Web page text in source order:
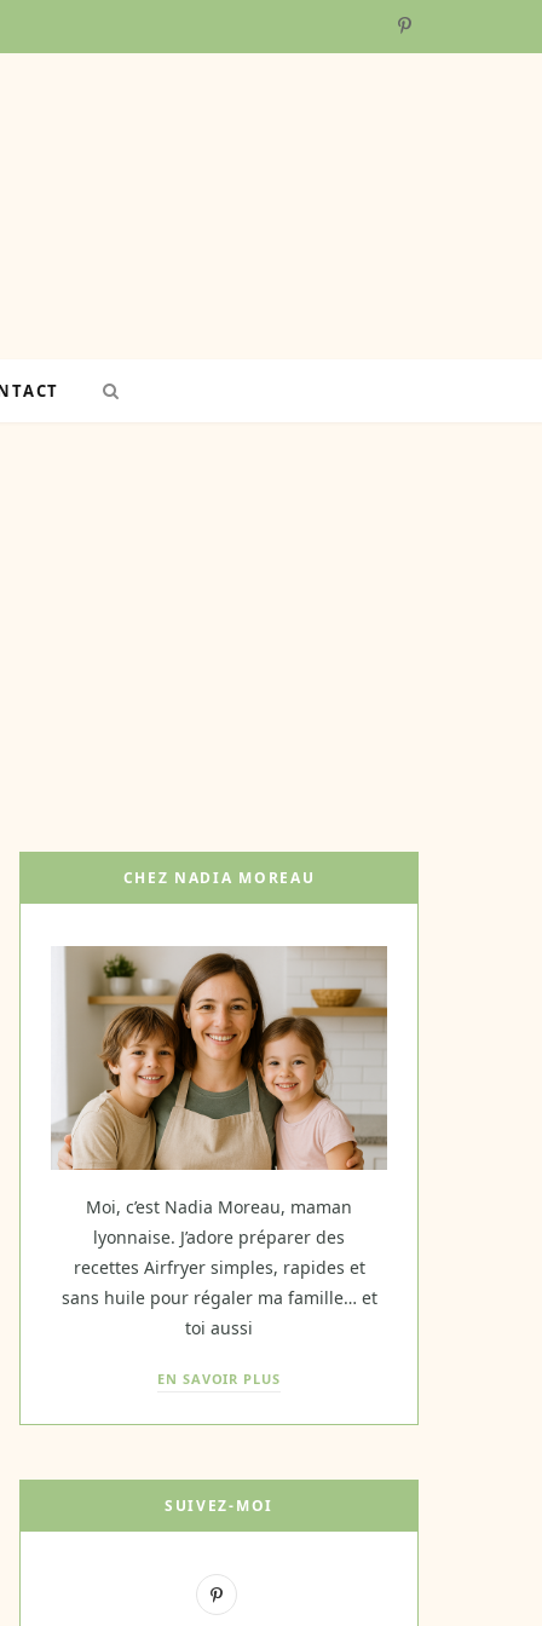
P
CHEZ NADIA MOREAU
Moi, c’est Nadia Moreau, maman
lyonnaise. J’adore préparer des
recettes Airfryer simples, rapides et
sans huile pour régaler ma famille… et
toi aussi
EN SAVOIR PLUS
SUIVEZ-MOI
P